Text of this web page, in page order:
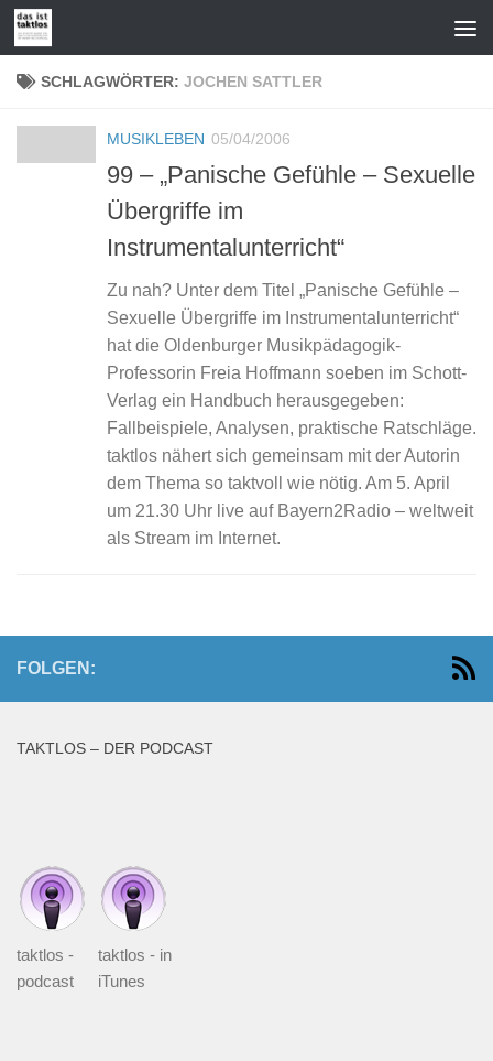
Zum Inhalt springen
SCHLAGWÖRTER: JOCHEN SATTLER
MUSIKLEBEN 05/04/2006
99 – „Panische Gefühle – Sexuelle
Übergriffe im
Instrumentalunterricht“
Zu nah? Unter dem Titel „Panische Gefühle –
Sexuelle Übergriffe im Instrumentalunterricht“
hat die Oldenburger Musikpädagogik-
Professorin Freia Hoffmann soeben im Schott-
Verlag ein Handbuch herausgegeben:
Fallbeispiele, Analysen, praktische Ratschläge.
taktlos nähert sich gemeinsam mit der Autorin
dem Thema so taktvoll wie nötig. Am 5. April
um 21.30 Uhr live auf Bayern2Radio – weltweit
als Stream im Internet.
FOLGEN:
TAKTLOS – DER PODCAST
taktlos -
podcast
taktlos - in
iTunes